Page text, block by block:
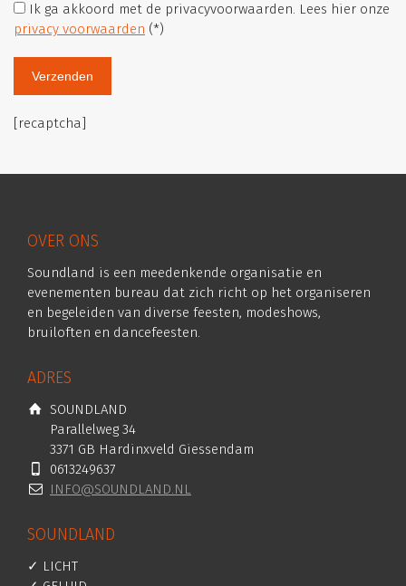
Ik ga akkoord met de privacyvoorwaarden. Lees hier onze
privacy voorwaarden (*)
[recaptcha]
OVER ONS
Soundland is een meedenkende organisatie en
evenementen bureau dat zich richt op het organiseren
en begeleiden van diverse feesten, modeshows,
bruiloften en dancefeesten.
ADRES
SOUNDLAND
Parallelweg 34
3371 GB Hardinxveld Giessendam
0613249637
INFO@SOUNDLAND.NL
SOUNDLAND
✓ LICHT